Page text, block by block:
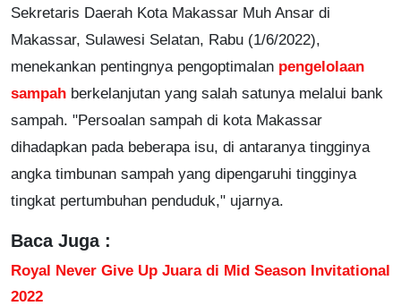
Sekretaris Daerah Kota Makassar Muh Ansar di
Makassar, Sulawesi Selatan, Rabu (1/6/2022),
menekankan pentingnya pengoptimalan pengelolaan
sampah berkelanjutan yang salah satunya melalui bank
sampah. "Persoalan sampah di kota Makassar
dihadapkan pada beberapa isu, di antaranya tingginya
angka timbunan sampah yang dipengaruhi tingginya
tingkat pertumbuhan penduduk," ujarnya.
Baca Juga :
Royal Never Give Up Juara di Mid Season Invitational
2022